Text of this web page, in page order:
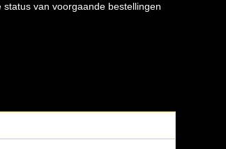
van voorgaande bestellingen